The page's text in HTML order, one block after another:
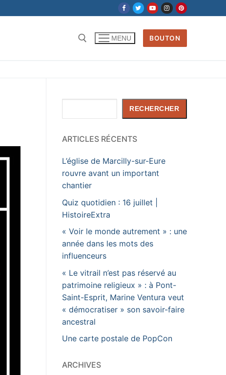
MENU BOUTON
RECHERCHER
ARTICLES RÉCENTS
L’église de Marcilly-sur-Eure
rouvre avant un important
chantier
Quiz quotidien : 16 juillet |
HistoireExtra
« Voir le monde autrement » : une
année dans les mots des
influenceurs
« Le vitrail n’est pas réservé au
patrimoine religieux » : à Pont-
Saint-Esprit, Marine Ventura veut
« démocratiser » son savoir-faire
ancestral
Une carte postale de PopCon
ARCHIVES